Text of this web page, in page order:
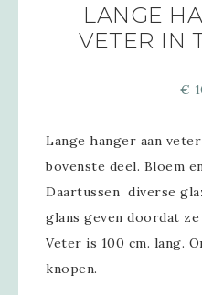
LANGE
VETER IN
€
Lange hanger aan
bovenste deel. Bloem
Daartussen diverse
glans geven doordat
Veter is 100 cm. lang.
knopen.